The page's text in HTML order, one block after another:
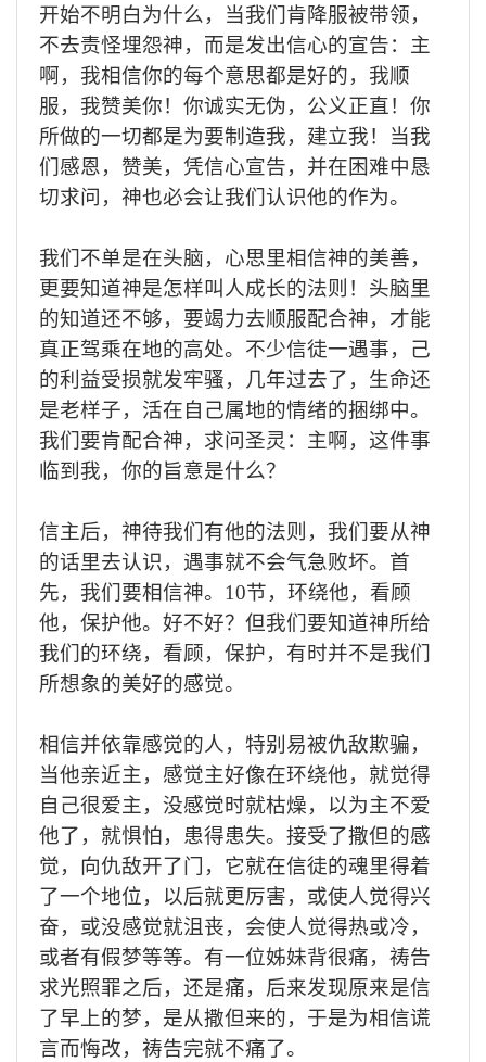
开始不明白为什么，当我们肯降服被带领，
不去责怪埋怨神， 而是发出信心的宣告：主
啊，我相信你的每个意思都是好的，我顺
服，我赞美你！ 你诚实无伪，公义正直！ 你
所做的一切都是为要制造我，建立我！ 当我
们感恩，赞美，凭信心宣告， 并在困难中恳
切求问，神也必会让我们认识他的作为。
我们不单是在头脑，心思里相信神的美善，
更要知道神是怎样叫人成长的法则！ 头脑里
的知道还不够，要竭力去顺服配合神，才能
真正驾乘在地的高处。 不少信徒一遇事，己
的利益受损就发牢骚， 几年过去了 ， 生命还
是老样子，活在自己属地的情绪的捆绑中。
我们要肯配合神， 求问圣灵： 主啊， 这件事
临到我， 你的旨意是什么？
信主后，神待我们有他的法则，我们要从神
的话里去认识，遇事就不会气急败坏。 首
先，我们要相信神。 10节，环绕他，看顾
他，保护他。 好不好？但我们要知道神所给
我们的环绕，看顾，保护，有时并不是我们
所想象的美好的感觉。
相信并依靠感觉的人，特别易被仇敌欺骗，
当他亲近主，感觉主好像在环绕他，就觉得
自己很爱主，没感觉时就枯燥，以为主不爱
他了，就惧怕， 患得患失。 接受了撒但的感
觉，向仇敌开了门， 它就在信徒的魂里得着
了一个地位，以后就更厉害，或使人觉得兴
奋，或没感觉就沮丧，会使人觉得热或冷，
或者有假梦等等。有一位姊妹背很痛，祷告
求光照罪之后，还是痛，后来发现原来是信
了早上的梦，是从撒但来的，于是为相信谎
言而悔改，祷告完就不痛了。